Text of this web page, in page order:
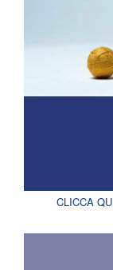
CLICCA